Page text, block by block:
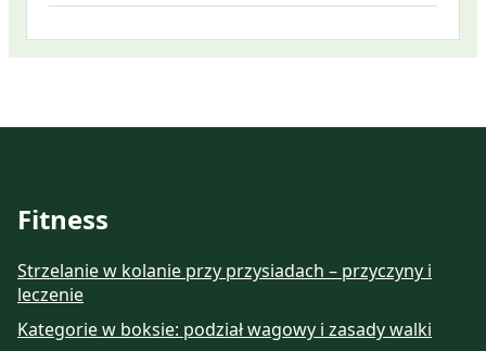
Fitness
Strzelanie w kolanie przy przysiadach – przyczyny i
leczenie
Kategorie w boksie: podział wagowy i zasady walki